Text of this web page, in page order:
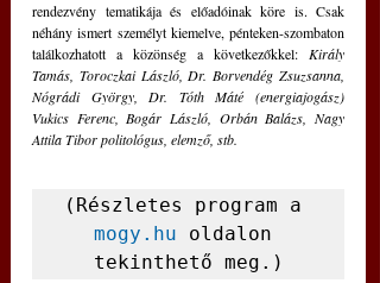
rendezvény tematikája és előadóinak köre is. Csak
néhány ismert személyt kiemelve, pénteken-szombaton
találkozhatott a közönség a következőkkel: Király
Tamás, Toroczkai László, Dr. Borvendég Zsuzsanna,
Nógrádi György, Dr. Tóth Máté (energiajogász)
Vukics Ferenc, Bogár László, Orbán Balázs, Nagy
Attila Tibor politológus, elemző, stb.
mogy.hu oldalon
tekinthető meg.)